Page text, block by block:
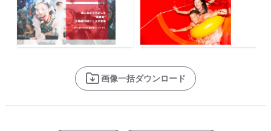
画像一括ダウンロード